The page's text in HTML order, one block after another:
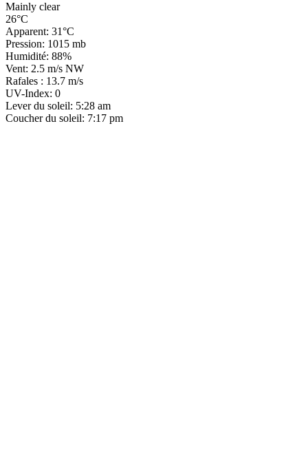
Mainly clear
26°C
Apparent: 31°C
Pression: 1015 mb
Humidité: 88%
Vent: 2.5 m/s NW
Rafales : 13.7 m/s
UV-Index: 0
Lever du soleil: 5:28 am
Coucher du soleil: 7:17 pm